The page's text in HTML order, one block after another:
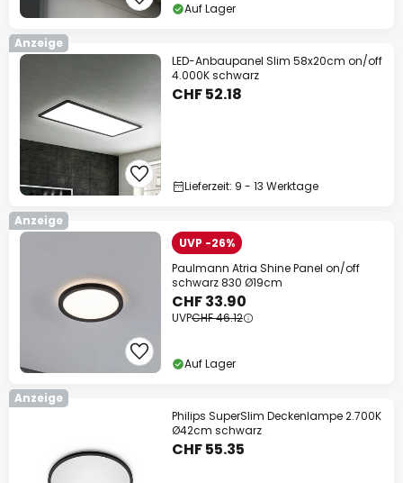
Auf Lager
Anzeige
LED-Anbaupanel Slim 58x20cm on/off
4.000K schwarz
CHF 52.18
Lieferzeit: 9 - 13 Werktage
Anzeige
UVP -26%
Paulmann Atria Shine Panel on/off
schwarz 830 Ø19cm
CHF 33.90
UVPCHF 46.12
Auf Lager
Anzeige
Philips SuperSlim Deckenlampe 2.700K
Ø42cm schwarz
CHF 55.35